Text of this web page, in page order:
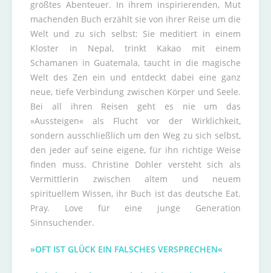
größtes Abenteuer. In ihrem inspirierenden, Mut
machenden Buch erzählt sie von ihrer Reise um die
Welt und zu sich selbst: Sie meditiert in einem
Kloster in Nepal, trinkt Kakao mit einem
Schamanen in Guatemala, taucht in die magische
Welt des Zen ein und entdeckt dabei eine ganz
neue, tiefe Verbindung zwischen Körper und Seele.
Bei all ihren Reisen geht es nie um das
»Aussteigen« als Flucht vor der Wirklichkeit,
sondern ausschließlich um den Weg zu sich selbst,
den jeder auf seine eigene, für ihn richtige Weise
finden muss. Christine Dohler versteht sich als
Vermittlerin zwischen altem und neuem
spirituellem Wissen, ihr Buch ist das deutsche Eat.
Pray. Love für eine junge Generation
Sinnsuchender.
»OFT IST GLÜCK EIN FALSCHES VERSPRECHEN«